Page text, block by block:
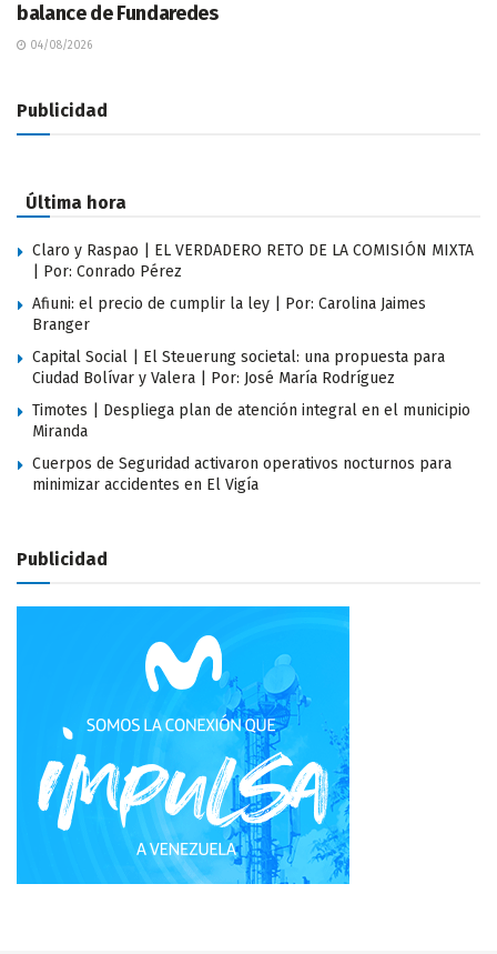
balance de Fundaredes
04/08/2026
Publicidad
Última hora
Claro y Raspao | EL VERDADERO RETO DE LA COMISIÓN MIXTA
| Por: Conrado Pérez
Afiuni: el precio de cumplir la ley | Por: Carolina Jaimes
Branger
Capital Social | El Steuerung societal: una propuesta para
Ciudad Bolívar y Valera | Por: José María Rodríguez
Timotes | Despliega plan de atención integral en el municipio
Miranda
Cuerpos de Seguridad activaron operativos nocturnos para
minimizar accidentes en El Vigía
Publicidad